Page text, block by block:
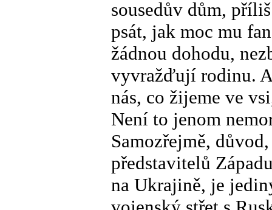
sousedův dům,
psát, jak moc mu
žádnou dohodu,
vyvražďují rodinu.
nás, co žijeme ve
Není to jenom
Samozřejmě,
představitelů
na Ukrajině, je